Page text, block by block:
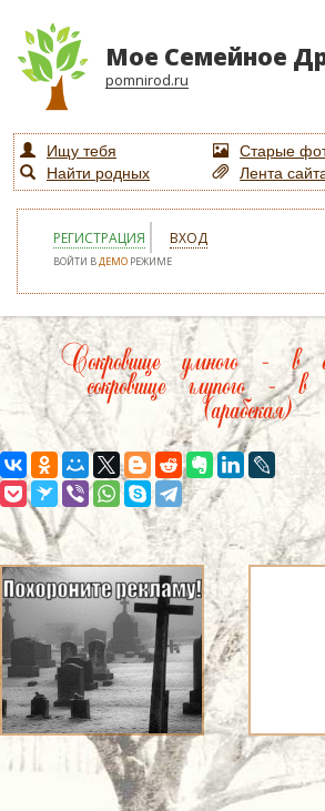
Мое Семейное
pomnirod.ru
Ищу тебя
Старые
Найти родных
Лента
РЕГИСТРАЦИЯ ВХОД
ВОЙТИ ВДЕМО РЕЖИМЕ
Сокровище умного – в
сокровище глупого – в
(арабская)